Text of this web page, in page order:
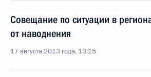
Совещание по ситуации в
от наводнения
17 августа 2013 года, 13:15